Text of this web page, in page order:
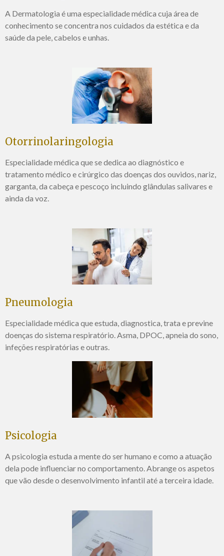
A Dermatologia é uma especialidade médica cuja área de
conhecimento se concentra nos cuidados da estética e da
saúde da pele, cabelos e unhas.
Otorrinolaringologia
Especialidade médica que se dedica ao diagnóstico e
tratamento médico e cirúrgico das doenças dos ouvidos, nariz,
garganta, da cabeça e pescoço incluindo glândulas salivares e
ainda da voz.
Pneumologia
Especialidade médica que estuda, diagnostica, trata e previne
doenças do sistema respiratório. Asma, DPOC, apneia do sono,
infeções respiratórias e outras.
Psicologia
A psicologia estuda a mente do ser humano e como a atuação
dela pode influenciar no comportamento. Abrange os aspetos
que vão desde o desenvolvimento infantil até a terceira idade.